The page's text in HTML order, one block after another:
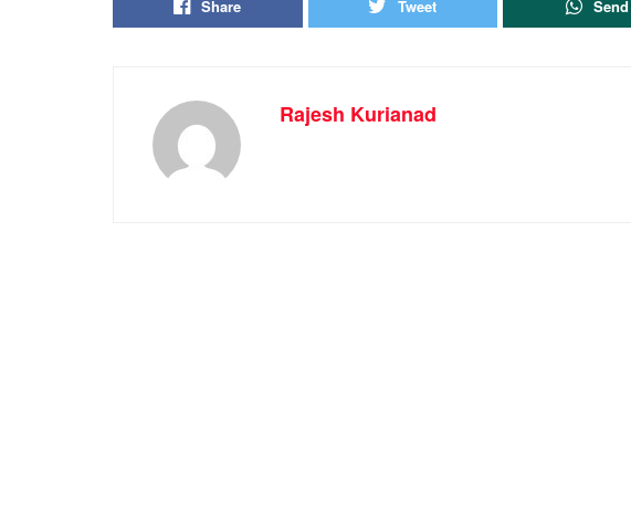
Share Tweet Send
Rajesh Kurianad